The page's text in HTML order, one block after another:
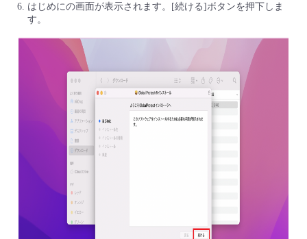
はじめにの画面が表示されます。[続ける]ボタンを押下しま
す。